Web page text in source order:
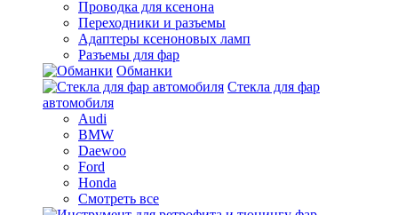
Проводка для ксенона
Переходники и разъемы
Адаптеры ксеноновых ламп
Разъемы для фар
Обманки
Стекла для фар
автомобиля
Audi
BMW
Daewoo
Ford
Honda
Смотреть все